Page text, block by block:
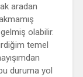
aradan
olabilir.
temel
duruma yol